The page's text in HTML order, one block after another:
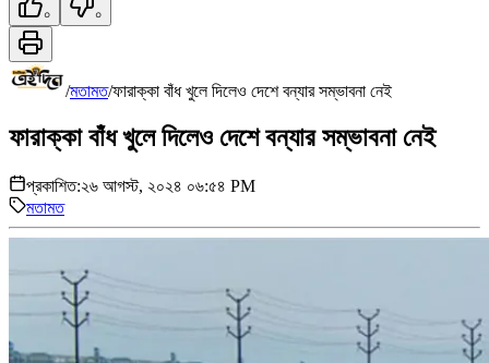
০ ০
/মতামত/ফারাক্কা বাঁধ খুলে দিলেও দেশে বন্যার সম্ভাবনা নেই
ফারাক্কা বাঁধ খুলে দিলেও দেশে বন্যার সম্ভাবনা নেই
প্রকাশিত:২৬ আগস্ট, ২০২৪ ০৬:৫৪ PM
মতামত